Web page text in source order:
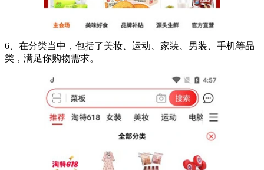
6、在分类当中，包括了美妆、运动、家装、男装、手机等品
类，满足你购物需求。